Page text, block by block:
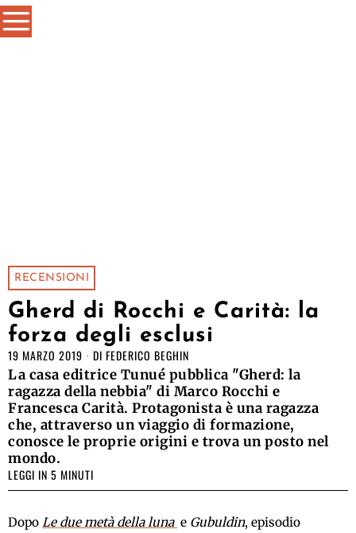
RECENSIONI
Gherd di Rocchi e Carità: la
forza degli esclusi
19 MARZO 2019 DI FEDERICO BEGHIN
La casa editrice Tunué pubblica "Gherd: la
ragazza della nebbia" di Marco Rocchi e
Francesca Carità. Protagonista è una ragazza
che, attraverso un viaggio di formazione,
conosce le proprie origini e trova un posto nel
mondo.
LEGGI IN 5 MINUTI
Dopo Le due metà della luna e Gubuldin, episodio